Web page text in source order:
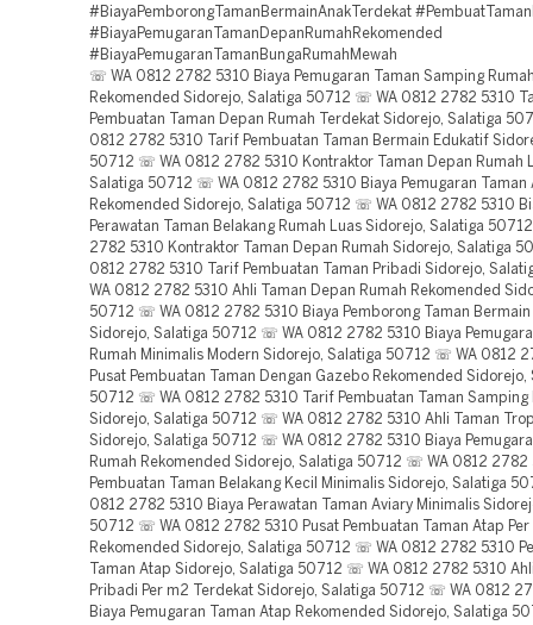
#BiayaPemborongTamanBermainAnakTerdekat
#BiayaPemugaranTamanDepanRumahRekomended
#BiayaPemugaranTamanBungaRumahMewah
☏ WA 0812 2782 5310 Biaya Pemugaran Taman Samping
Rekomended Sidorejo, Salatiga 50712 ☏ WA 0812 2782 5310
Pembuatan Taman Depan Rumah Terdekat Sidorejo, Salatiga
0812 2782 5310 Tarif Pembuatan Taman Bermain Edukatif
50712 ☏ WA 0812 2782 5310 Kontraktor Taman Depan Rumah
Salatiga 50712 ☏ WA 0812 2782 5310 Biaya Pemugaran Taman
Rekomended Sidorejo, Salatiga 50712 ☏ WA 0812 2782 5310
Perawatan Taman Belakang Rumah Luas Sidorejo, Salatiga
2782 5310 Kontraktor Taman Depan Rumah Sidorejo, Salatiga
0812 2782 5310 Tarif Pembuatan Taman Pribadi Sidorejo,
WA 0812 2782 5310 Ahli Taman Depan Rumah Rekomended
50712 ☏ WA 0812 2782 5310 Biaya Pemborong Taman Bermain
Sidorejo, Salatiga 50712 ☏ WA 0812 2782 5310 Biaya
Rumah Minimalis Modern Sidorejo, Salatiga 50712 ☏ WA 0812
Pusat Pembuatan Taman Dengan Gazebo Rekomended Sidorejo,
50712 ☏ WA 0812 2782 5310 Tarif Pembuatan Taman Samping
Sidorejo, Salatiga 50712 ☏ WA 0812 2782 5310 Ahli Taman
Sidorejo, Salatiga 50712 ☏ WA 0812 2782 5310 Biaya
Rumah Rekomended Sidorejo, Salatiga 50712 ☏ WA 0812 2782
Pembuatan Taman Belakang Kecil Minimalis Sidorejo, Salatiga
0812 2782 5310 Biaya Perawatan Taman Aviary Minimalis
50712 ☏ WA 0812 2782 5310 Pusat Pembuatan Taman Atap Per
Rekomended Sidorejo, Salatiga 50712 ☏ WA 0812 2782 5310
Taman Atap Sidorejo, Salatiga 50712 ☏ WA 0812 2782 5310
Pribadi Per m2 Terdekat Sidorejo, Salatiga 50712 ☏ WA 0812
Biaya Pemugaran Taman Atap Rekomended Sidorejo, Salatiga